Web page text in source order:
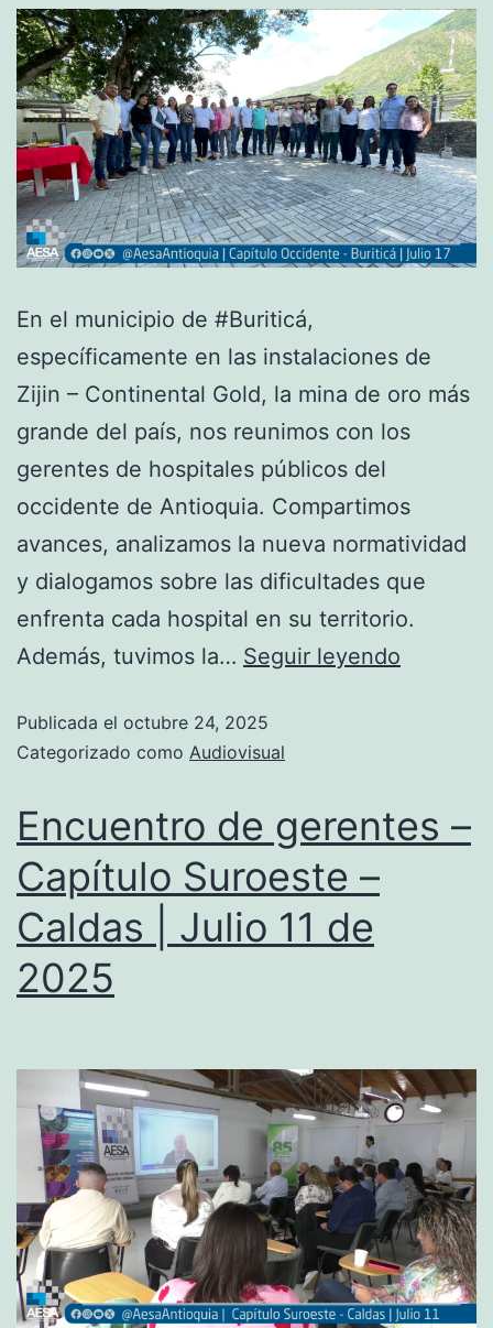
En el municipio de #Buriticá,
específicamente en las instalaciones de
Zijin – Continental Gold, la mina de oro más
grande del país, nos reunimos con los
gerentes de hospitales públicos del
occidente de Antioquia. Compartimos
avances, analizamos la nueva normatividad
y dialogamos sobre las dificultades que
enfrenta cada hospital en su territorio.
Además, tuvimos la… Seguir leyendo
Publicada el octubre 24, 2025
Categorizado como Audiovisual
Encuentro de gerentes –
Capítulo Suroeste –
Caldas | Julio 11 de
2025